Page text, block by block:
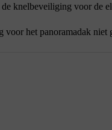
knelbeveiliging voor de
het panoramadak niet